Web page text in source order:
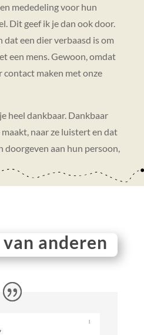
mededeling voor hun
Dit geef ik je dan ook door.
een dier verbaasd is om
een mens. Gewoon, omdat
contact maken met onze
heel dankbaar. Dankbaar
naar ze luistert en dat
doorgeven aan hun persoon,
anderen